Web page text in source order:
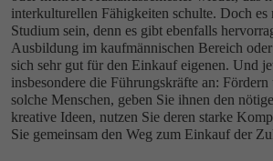
interkulturellen Fähigkeiten schulte. Doch es
Studium sein, denn es gibt ebenfalls
Ausbildung im kaufmännischen Bereich
sich sehr gut für den Einkauf eigenen. Und
insbesondere die Führungskräfte an:
solche Menschen, geben Sie ihnen den
kreative Ideen, nutzen Sie deren starke
Sie gemeinsam den Weg zum Einkauf der